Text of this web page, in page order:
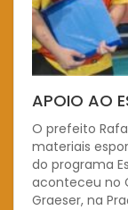
APOIO AO
O prefeito
materiais
do programa
aconteceu no
Graeser, na